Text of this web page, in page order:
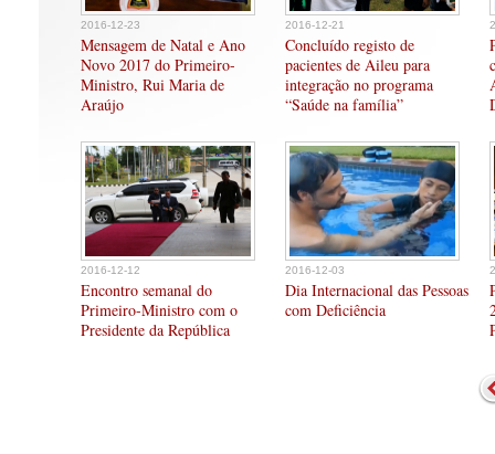
2016-12-23
Mensagem de Natal e Ano
Novo 2017 do Primeiro-
Ministro, Rui Maria de
Araújo
2016-12-21
Concluído registo de
pacientes de Aileu para
integração no programa
“Saúde na família”
2016-12-12
Encontro semanal do
Primeiro-Ministro com o
Presidente da República
2016-12-03
Dia Internacional das Pessoas
com Deficiência